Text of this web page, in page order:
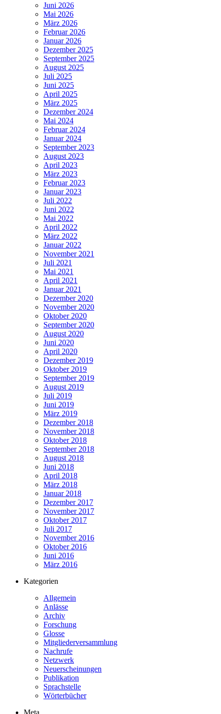
Juni 2026
Mai 2026
März 2026
Februar 2026
Januar 2026
Dezember 2025
September 2025
August 2025
Juli 2025
Juni 2025
April 2025
März 2025
Dezember 2024
Mai 2024
Februar 2024
Januar 2024
September 2023
August 2023
April 2023
März 2023
Februar 2023
Januar 2023
Juli 2022
Juni 2022
Mai 2022
April 2022
März 2022
Januar 2022
November 2021
Juli 2021
Mai 2021
April 2021
Januar 2021
Dezember 2020
November 2020
Oktober 2020
September 2020
August 2020
Juni 2020
April 2020
Dezember 2019
Oktober 2019
September 2019
August 2019
Juli 2019
Juni 2019
März 2019
Dezember 2018
November 2018
Oktober 2018
September 2018
August 2018
Juni 2018
April 2018
März 2018
Januar 2018
Dezember 2017
November 2017
Oktober 2017
Juli 2017
November 2016
Oktober 2016
Juni 2016
März 2016
Kategorien
Allgemein
Anlässe
Archiv
Forschung
Glosse
Mitgliederversammlung
Nachrufe
Netzwerk
Neuerscheinungen
Publikation
Sprachstelle
Wörterbücher
Meta